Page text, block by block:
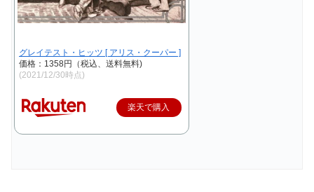
グレイテスト・ヒッツ [ アリス・クーパー ]
価格：1358円（税込、送料無料)
(2021/12/30時点)
楽天で購入